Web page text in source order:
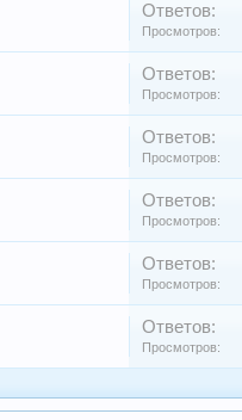
Ответов:
Просмотров:
Ответов:
Просмотров:
Ответов:
Просмотров:
Ответов:
Просмотров:
Ответов:
Просмотров:
Ответов:
Просмотров: